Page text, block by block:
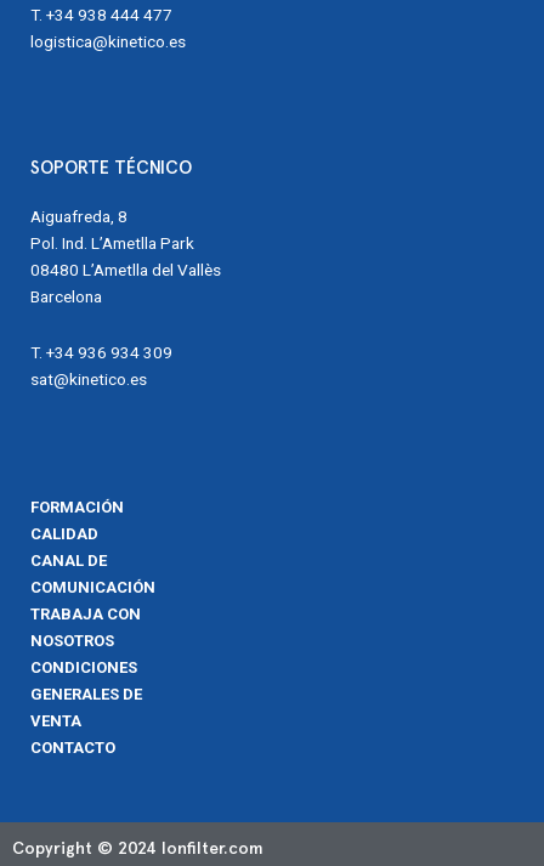
T. +34 938 444 477
logistica@kinetico.es
SOPORTE TÉCNICO
Aiguafreda, 8
Pol. Ind. L’Ametlla Park
08480 L’Ametlla del Vallès
Barcelona
T. +34 936 934 309
sat@kinetico.es
FORMACIÓN
CALIDAD
CANAL DE
COMUNICACIÓN
TRABAJA CON
NOSOTROS
CONDICIONES
GENERALES DE
VENTA
CONTACTO
Copyright © 2024 Ionfilter.com